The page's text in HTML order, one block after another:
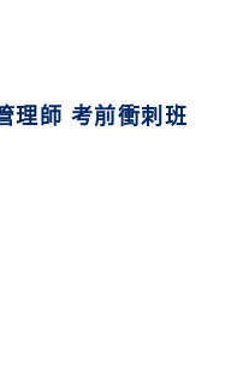
理師 考前衝刺班